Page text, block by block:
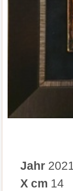
Jahr
X cm 14